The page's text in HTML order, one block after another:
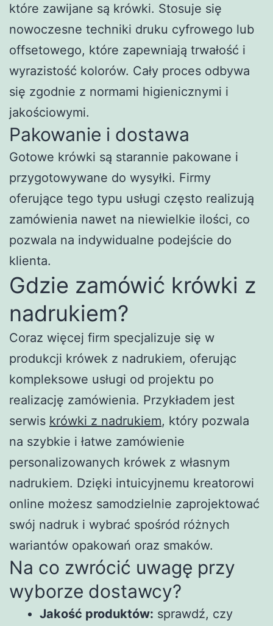
które zawijane są krówki. Stosuje się
nowoczesne techniki druku cyfrowego lub
offsetowego, które zapewniają trwałość i
wyrazistość kolorów. Cały proces odbywa
się zgodnie z normami higienicznymi i
jakościowymi.
Pakowanie i dostawa
Gotowe krówki są starannie pakowane i
przygotowywane do wysyłki. Firmy
oferujące tego typu usługi często realizują
zamówienia nawet na niewielkie ilości, co
pozwala na indywidualne podejście do
klienta.
Gdzie zamówić krówki z
nadrukiem?
Coraz więcej firm specjalizuje się w
produkcji krówek z nadrukiem, oferując
kompleksowe usługi od projektu po
realizację zamówienia. Przykładem jest
serwis krówki z nadrukiem, który pozwala
na szybkie i łatwe zamówienie
personalizowanych krówek z własnym
nadrukiem. Dzięki intuicyjnemu kreatorowi
online możesz samodzielnie zaprojektować
swój nadruk i wybrać spośród różnych
wariantów opakowań oraz smaków.
Na co zwrócić uwagę przy
wyborze dostawcy?
Jakość produktów: sprawdź, czy